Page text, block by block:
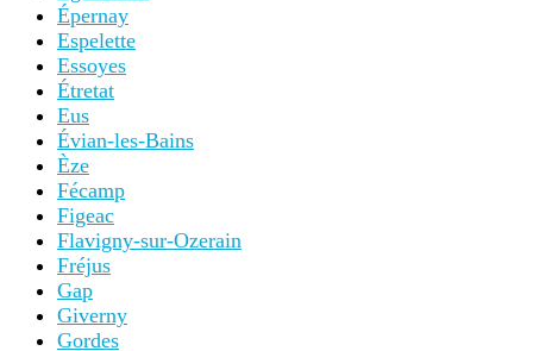
Épernay
Espelette
Essoyes
Étretat
Eus
Évian-les-Bains
Èze
Fécamp
Figeac
Flavigny-sur-Ozerain
Fréjus
Gap
Giverny
Gordes